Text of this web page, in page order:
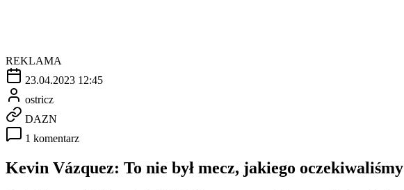
REKLAMA
23.04.2023 12:45
ostricz
DAZN
1 komentarz
Kevin Vázquez: To nie był mecz, jakiego oczekiwaliśmy